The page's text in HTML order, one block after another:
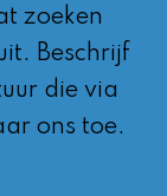
zoeken
Beschrijf
die via
ons toe.